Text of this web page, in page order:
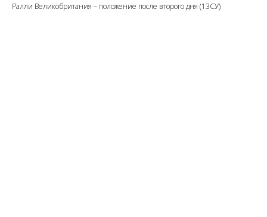
Ралли Великобритания – положение после второго дня (13СУ)